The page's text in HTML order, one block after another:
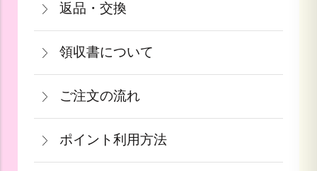
沖縄：2,750円(税込)
※クール便の場合は送料＋クール代金
440円（税込）
決済・ソフトバンクまとめて支払いがご
利用頂けます。
≪デビットカードを御使用の場合≫
カードの特性上、ご注文時点でお支払い
注文から2～5営業日で発送致します。
果物や予約ギフトについては出荷時期が
参りましたら、ご予約順に発送いたしま
す。
返品・交換
商品が食品等の場合は、お客様のお手元
に到着後の返品は基本的にお受け出来ま
せん。但し、発送中の破損や不良品、あ
るいはご注文と違う商品が届いた場合
は、お手数ですが商品到着後３日以内に
当店までご連絡下さい。
領収書について
領収書をご希望のお客様は、ご注文画面
の備考欄にてお知らせ下さい。なお、お
支払い方法にて領収書の形態が異なりま
す。
ご注文の流れ
一部出荷が遅れる商品に関してはメール
にて納期のご連絡をいたします。
青果ギフト対応商品につきましてはお届
ポイント利用方法
会員登録をされたお客様はポイントを利